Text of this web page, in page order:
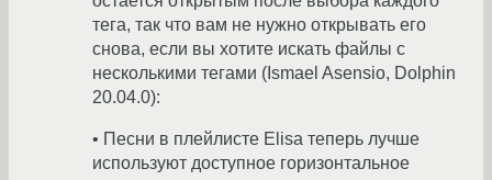
тега, так что вам не нужно открывать его
снова, если вы хотите искать файлы с
несколькими тегами (Ismael Asensio, Dolphin
20.04.0):
• Песни в плейлисте Elisa теперь лучше
используют доступное горизонтальное